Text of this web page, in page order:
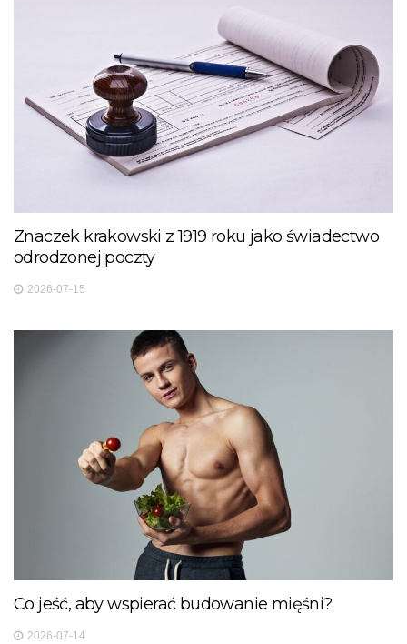
Znaczek krakowski z 1919 roku jako świadectwo
odrodzonej poczty
2026-07-15
Co jeść, aby wspierać budowanie mięśni?
2026-07-14